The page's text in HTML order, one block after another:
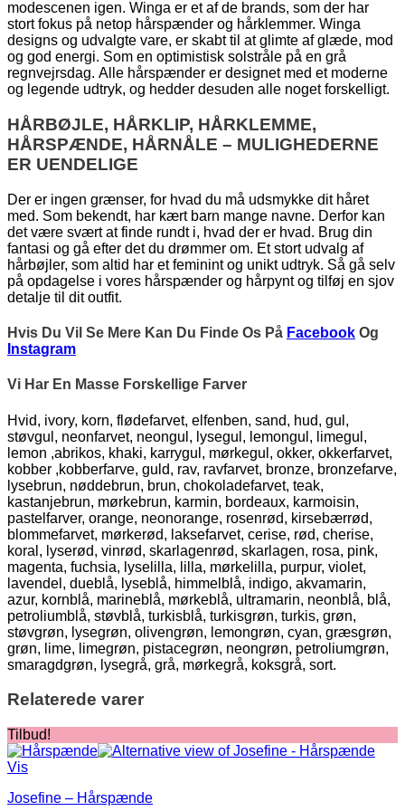
modescenen igen. Winga er et af de brands, som der har
stort fokus på netop hårspænder og hårklemmer. Winga
designs og udvalgte vare, er skabt til at glimte af glæde, mod
og god energi. Som en optimistisk solstråle på en grå
regnvejrsdag. Alle hårspænder er designet med et moderne
og legende udtryk, og hedder desuden alle noget forskelligt.
HÅRBØJLE, HÅRKLIP, HÅRKLEMME,
HÅRSPÆNDE, HÅRNÅLE – MULIGHEDERNE
ER UENDELIGE
Der er ingen grænser, for hvad du må udsmykke dit håret
med. Som bekendt, har kært barn mange navne. Derfor kan
det være svært at finde rundt i, hvad der er hvad. Brug din
fantasi og gå efter det du drømmer om. Et stort udvalg af
hårbøjler, som altid har et feminint og unikt udtryk. Så gå selv
på opdagelse i vores hårspænder og hårpynt og tilføj en sjov
detalje til dit outfit.
Hvis Du Vil Se Mere Kan Du Finde Os På Facebook Og
Instagram
Vi Har En Masse Forskellige Farver
Hvid, ivory, korn, flødefarvet, elfenben, sand, hud, gul,
støvgul, neonfarvet, neongul, lysegul, lemongul, limegul,
lemon ,abrikos, khaki, karrygul, mørkegul, okker, okkerfarvet,
kobber ,kobberfarve, guld, rav, ravfarvet, bronze, bronzefarve,
lysebrun, nøddebrun, brun, chokoladefarvet, teak,
kastanjebrun, mørkebrun, karmin, bordeaux, karmoisin,
pastelfarver, orange, neonorange, rosenrød, kirsebærrød,
blommefarvet, mørkerød, laksefarvet, cerise, rød, cherise,
koral, lyserød, vinrød, skarlagenrød, skarlagen, rosa, pink,
magenta, fuchsia, lyselilla, lilla, mørkelilla, purpur, violet,
lavendel, dueblå, lyseblå, himmelblå, indigo, akvamarin,
azur, kornblå, marineblå, mørkeblå, ultramarin, neonblå, blå,
petroliumblå, støvblå, turkisblå, turkisgrøn, turkis, grøn,
støvgrøn, lysegrøn, olivengrøn, lemongrøn, cyan, græsgrøn,
grøn, lime, limegrøn, pistacegrøn, neongrøn, petroliumgrøn,
smaragdgrøn, lysegrå, grå, mørkegrå, koksgrå, sort.
Relaterede varer
Tilbud!
Vis
Josefine – Hårspænde